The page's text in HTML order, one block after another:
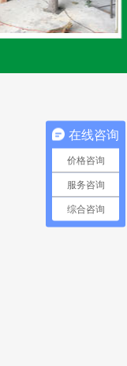
在线咨询
价格咨询
服务咨询
综合咨询